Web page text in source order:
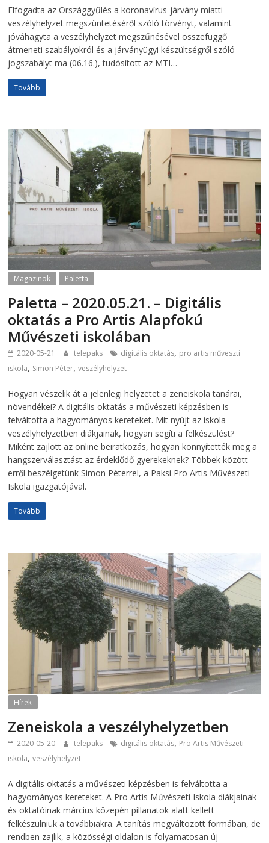
Elfogadta az Országgyűlés a koronavírus-járvány miatti
veszélyhelyzet megszüntetéséről szóló törvényt, valamint
jóváhagyta a veszélyhelyzet megszűnésével összefüggő
átmeneti szabályokról és a járványügyi készültségről szóló
jogszabályt ma (06.16.), tudósított az MTI…
Tovább
Magazinok Paletta
Paletta – 2020.05.21. – Digitális
oktatás a Pro Artis Alapfokú
Művészeti iskolában
2020-05-21 telepaks digitális oktatás, pro artis műveszti
iskola, Simon Péter,veszélyhelyzet
Hogyan vészelik át a jelenlegi helyzetet a zeneiskola tanárai,
növendékei? A digitális oktatás a művészeti képzésben is
felváltotta a hagyományos kereteket. Mit nyújt az iskola
veszélyhelyzetben diákjainak, hogyan segíti a felkészülést?
Miként zajlott az online beiratkozás, hogyan könnyítették meg a
hangszerválasztást az érdeklődő gyerekeknek? Többek között
erről beszélgetünk Simon Péterrel, a Paksi Pro Artis Művészeti
Iskola igazgatójával.
Tovább
Hírek
Zeneiskola a veszélyhelyzetben
2020-05-20 telepaks digitális oktatás, Pro Artis Művészeti
iskola,veszélyhelyzet
A digitális oktatás a művészeti képzésben is felváltotta a
hagyományos kereteket. A Pro Artis Művészeti Iskola diákjainak
és oktatóinak március közepén pillanatok alatt kellett
felkészülniük a továbbiakra. A tanítás megváltozott formában, de
rendben zajlik, a közösségi oldalon is folyamatosan új